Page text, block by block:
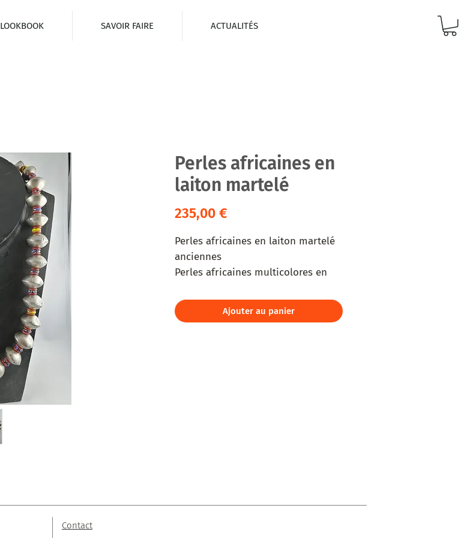
LOOKBOOK SAVOIR FAIRE ACTUALITÉS
Perles africaines en
laiton martelé
235,00 €
Perles africaines en laiton martelé
anciennes
Perles africaines multicolores en
Ajouter au panier
Contact